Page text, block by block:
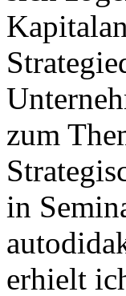
zum
in
erhielt